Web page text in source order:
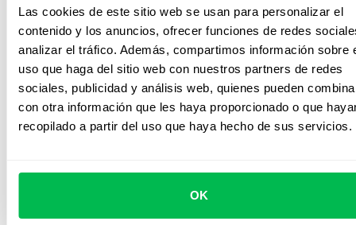
Las cookies de este sitio web se usan para personalizar el
contenido y los anuncios, ofrecer funciones de redes
analizar el tráfico. Además, compartimos información sobre
uso que haga del sitio web con nuestros partners de redes
sociales, publicidad y análisis web, quienes pueden
con otra información que les haya proporcionado o que
recopilado a partir del uso que haya hecho de sus servicios.
OK
PeopleForce respaldan flujos de trabajo de
reclutamiento global y simplifican la coordinación dentro
de equipos dispersos geográficamente. Con estas
soluciones, tu equipo de recursos humanos puede:
automatizar la programación de entrevistas y
recopilar comentarios estructurados de los